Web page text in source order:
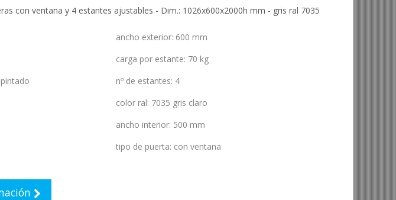
con ventana y 4 estantes ajustables - Dim.: 1026x600x2000h mm - gris ral 7035
ancho exterior: 600 mm
carga por estante: 70 kg
nº de estantes: 4
color ral: 7035 gris claro
ancho interior: 500 mm
tipo de puerta: con ventana